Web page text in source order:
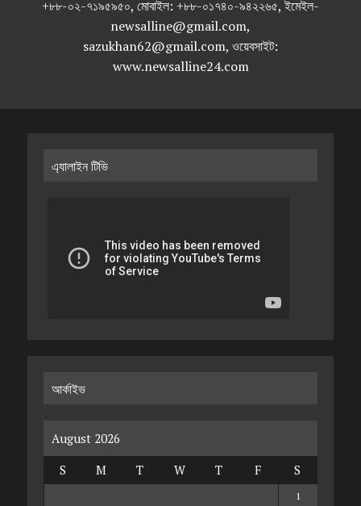
+৮৮-০২-৭১৯৫৯৫০, মোবাইল: +৮৮-০১৭৪০-৯৪২২৬৫, ইমেইল-
newsalline@gmail.com,
sazukhan62@gmail.com, ওয়েবসাইট:
www.newsalline24.com
এ্যালাইন টিভি
আর্কাইভ
August 2026
S
M T W T F S
1